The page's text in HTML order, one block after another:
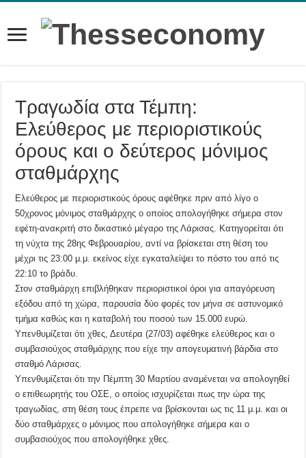
Τραγωδία στα Τέμπη:
Ελεύθερος με περιοριστικούς
όρους και ο δεύτερος μόνιμος
σταθμάρχης
Ελεύθερος με περιοριστικούς όρους αφέθηκε πριν από λίγο ο
50χρονος μόνιμος σταθμάρχης ο οποίος απολογήθηκε σήμερα στον
εφέτη-ανακριτή στο δικαστικό μέγαρο της Λάρισας. Κατηγορείται ότι
τη νύχτα της 28ης Φεβρουαρίου, αντί να βρίσκεται στη θέση του
μέχρι τις 23:00 μ.μ. εκείνος είχε εγκαταλείψει το πόστο του από τις
22:10 το βράδυ.
Στον σταθμάρχη επιβλήθηκαν περιοριστικοί όροι για απαγόρευση
εξόδου από τη χώρα, παρουσία δύο φορές τον μήνα σε αστυνομικό
τμήμα καθώς και η καταβολή του ποσού των 15.000 ευρώ.
Υπενθυμίζεται ότι χθες, Δευτέρα (27/03) αφέθηκε ελεύθερος και ο
συμβασιούχος σταθμάρχης που είχε την απογευματινή βάρδια στο
σταθμό Λάρισας.
Υπενθυμίζεται ότι την Πέμπτη 30 Μαρτίου αναμένεται να απολογηθεί
ο επιθεωρητής του ΟΣΕ, ο οποίος ισχυρίζεται πως την ώρα της
τραγωδίας, στη θέση τους έπρεπε να βρίσκονται ως τις 11 μ.μ. και οι
δύο σταθμάρχες ο μόνιμος που απολογήθηκε σήμερα και ο
συμβασιούχος που απολογήθηκε χθες.